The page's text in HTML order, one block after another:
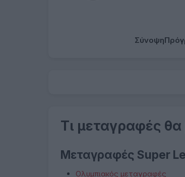
Σύνοψη
Τι μεταγραφές
Μεταγραφές Super
Ολυμπιακός μεταγραφές